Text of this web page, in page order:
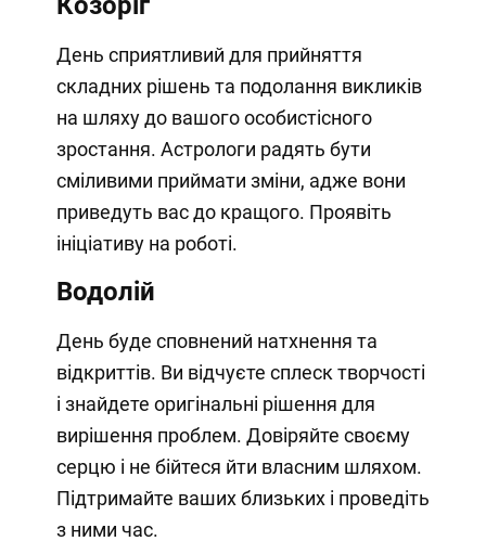
День сприятливий для прийняття
складних рішень та подолання викликів
на шляху до вашого особистісного
зростання. Астрологи радять бути
сміливими приймати зміни, адже вони
приведуть вас до кращого. Проявіть
ініціативу на роботі.
Водолій
День буде сповнений натхнення та
відкриттів. Ви відчуєте сплеск творчості
і знайдете оригінальні рішення для
вирішення проблем. Довіряйте своєму
серцю і не бійтеся йти власним шляхом.
Підтримайте ваших близьких і проведіть
з ними час.